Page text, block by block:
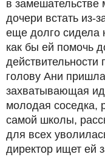
в замешательстве
дочери встать из-
еще долго сидела
как бы ей помочь
действительности
голову Ани
захватывающая
молодая соседка,
самой школы,
для всех
директор ищет ей